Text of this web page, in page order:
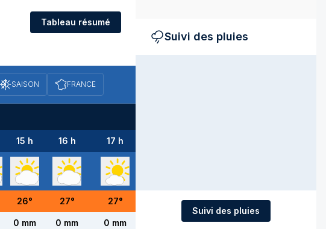
Tableau résumé
SAISON FRANCE
15 h 16 h 17 h
26° 27° 27° 25° 25°
0 mm 0 mm 0 mm 0 mm 0 mm
Suivi des pluies
Suivi des pluies